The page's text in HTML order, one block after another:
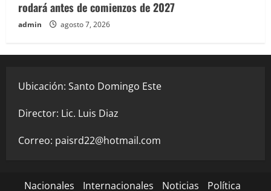
rodará antes de comienzos de 2027
admin agosto 7, 2026
Ubicación: Santo Domingo Este
Director: Lic. Luis Diaz
Correo: paisrd22@hotmail.com
Nacionales Internacionales Noticias Política